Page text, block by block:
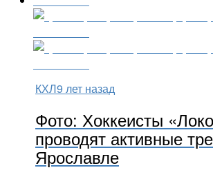
КХЛ9 лет назад
Фото: Хоккеисты
проводят активные
Ярославле